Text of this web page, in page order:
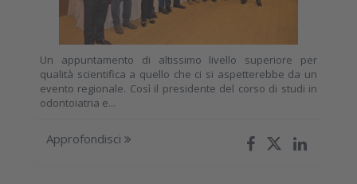
Un appuntamento di altissimo livello superiore per
qualità scientifica a quello che ci si aspetterebbe da un
evento regionale. Così il presidente del corso di studi in
odontoiatria e...
Approfondisci